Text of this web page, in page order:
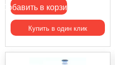
Добавить в корзину
Купить в один клик